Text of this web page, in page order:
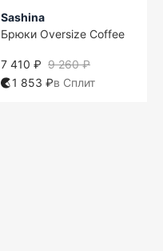
Sashina
Брюки Oversize Coffee
9 260 ₽
7 410 ₽
1 853 ₽в Сплит